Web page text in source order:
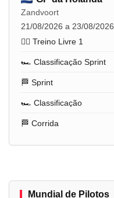
Zandvoort
21/08/2026 a 23/08/2026
🏋️‍♂️ Treino Livre 1
🏎️ Classificação Sprint
🏁 Sprint
🏎️ Classificação
🏁 Corrida
Mundial de Pilotos